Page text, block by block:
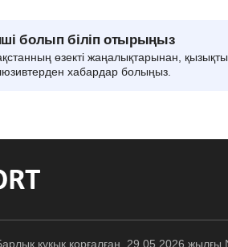
болып біліп отырыңыз
өзекті жаңалықтарынан,
хабардар болыңыз.
құқық қорғалған. 29.05.2026 жылғы